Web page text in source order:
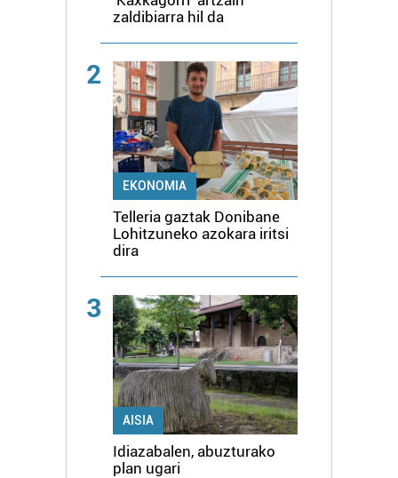
zaldibiarra hil da
2
EKONOMIA
Telleria gaztak Donibane
Lohitzuneko azokara iritsi
dira
3
AISIA
Idiazabalen, abuzturako
plan ugari